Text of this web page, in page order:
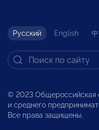
Русский English
© 2023 Общероссийская
и среднего
Все права защищены.